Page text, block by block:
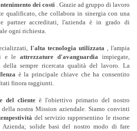
dei costi . Grazie ad gruppo di lavoro
qualificato, che collabora in sinergia con una
partner accreditati, l'azienda è in grado di
ogni richiesta.
l'alta tecnologia utilizzata, l'ampia
e leattrezzature d'avanguardia impiegate,
della sempre ricercata qualità del lavoro. La
è la principale chiave che ha consentito
finora raggiunti.
del cliente è l'obiettivo primario del nostro
nostra Mission aziendale. Siamo convinti
del servizio rappresentino le risorse
Azienda; solide basi del nostro modo di fare